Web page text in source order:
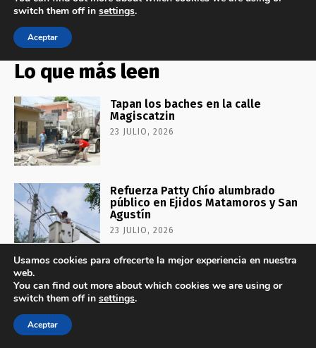
Lo que más leen
Tapan los baches en la calle
Magiscatzin
23 JULIO, 2026
Refuerza Patty Chío alumbrado
público en Ejidos Matamoros y San
Agustín
23 JULIO, 2026
dotaciones de verano estatales
23 JULIO, 2026
Usamos cookies para ofrecerte la mejor experiencia en nuestra
web.
You can find out more about which cookies we are using or
switch them off in settings.
Aceptar